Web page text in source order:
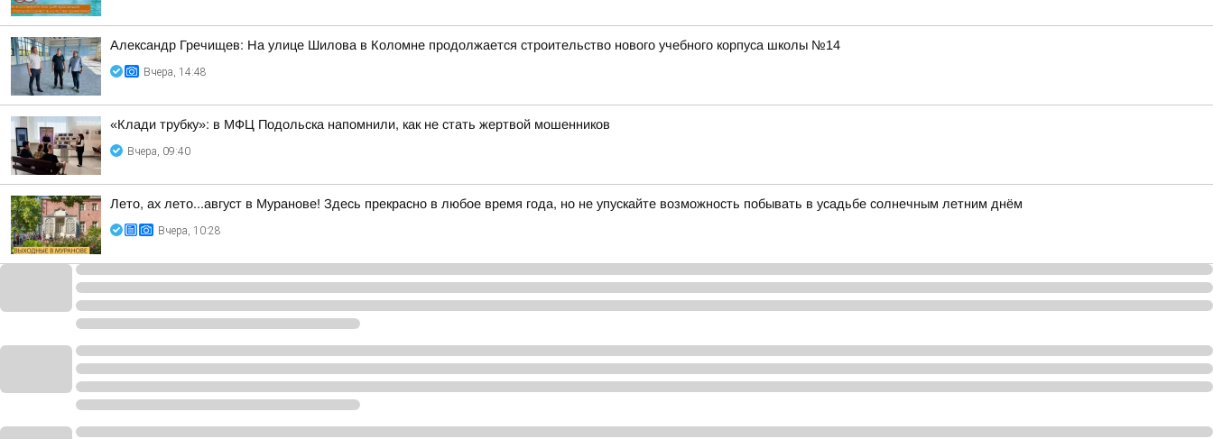
Александр Гречищев: На улице Шилова в Коломне продолжается строительство нового учебного корпуса школы №14
Вчера, 14:48
«Клади трубку»: в МФЦ Подольска напомнили, как не стать жертвой мошенников
Вчера, 09:40
Лето, ах лето...август в Муранове! Здесь прекрасно в любое время года, но не упускайте возможность побывать в усадьбе солнечным летним днём
Вчера, 10:28